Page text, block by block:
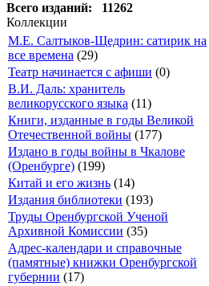
Всего изданий: 11262
Коллекции
М.Е. Салтыков-Щедрин: сатирик на
все времена (29)
Театр начинается с афиши (0)
В.И. Даль: хранитель
великорусского языка (11)
Книги, изданные в годы Великой
Отечественной войны (177)
Издано в годы войны в Чкалове
(Оренбурге) (199)
Китай и его жизнь (14)
Издания библиотеки (193)
Труды Оренбургской Ученой
Архивной Комиссии (35)
Адрес-календари и справочные
(памятные) книжки Оренбургской
губернии (17)